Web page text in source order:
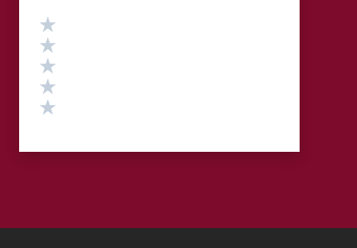
Valutazione